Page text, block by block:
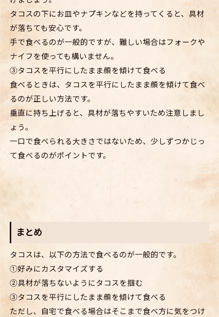
タコスの下にお皿やナプキンなどを持ってくると、具材
が落ちても安心です。
手で食べるのが一般的ですが、難しい場合はフォークや
ナイフを使っても構いません。
③タコスを平行にしたまま顔を傾けて食べる
食べるときは、タコスを平行にしたまま顔を傾けて食べ
るのが正しい方法です。
垂直に持ち上げると、具材が落ちやすいため注意しまし
ょう。
一口で食べられる大きさではないため、少しずつかじっ
て食べるのがポイントです。
まとめ
タコスは、以下の方法で食べるのが一般的です。
①好みにカスタマイズする
②具材が落ちないようにタコスを掴む
③タコスを平行にしたまま顔を傾けて食べる
ただし、自宅で食べる場合はそこまで食べ方に気をつけ